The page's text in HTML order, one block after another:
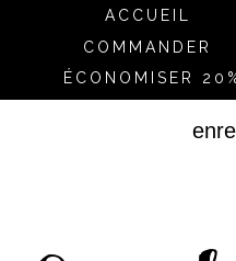
ACCUEIL
COMMANDER
ÉCONOMISER